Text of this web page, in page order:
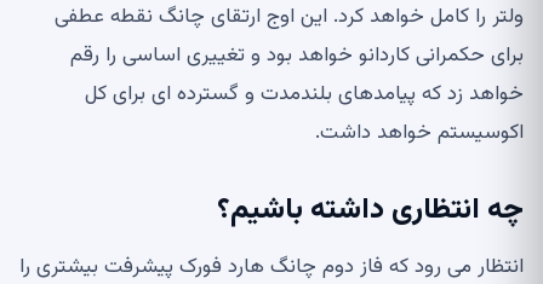
ولتر را کامل خواهد کرد. این اوج ارتقای چانگ نقطه عطفی
برای حکمرانی کاردانو خواهد بود و تغییری اساسی را رقم
خواهد زد که پیامدهای بلندمدت و گسترده ای برای کل
اکوسیستم خواهد داشت.
چه انتظاری داشته باشیم؟
انتظار می رود که فاز دوم چانگ هارد فورک پیشرفت بیشتری را